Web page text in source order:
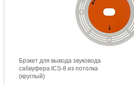
Брэкет для вывода звуковода
сабвуфера ICS-8 из потолка
(круглый)